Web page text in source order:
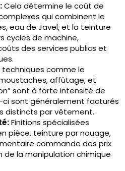
Cela détermine le coût de
qui combinent le
eau de Javel, et la teinture
cycles de machine,
des services publics et
techniques comme le
affûtage, et
sont à forte intensité de
sont généralement facturés
distincts par vêtement..
Finitions spécialisées
pièce, teinture par nouage,
commande des prix
de la manipulation chimique